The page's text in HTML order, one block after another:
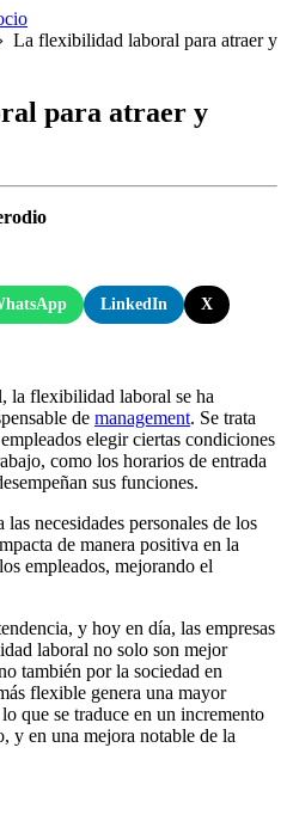
La flexibilidad laboral para atraer y
para atraer y
LinkedIn X
la flexibilidad laboral se ha
de management. Se trata
elegir ciertas condiciones
como los horarios de entrada
sus funciones.
necesidades personales de los
de manera positiva en la
empleados, mejorando el
y hoy en día, las empresas
laboral no solo son mejor
también por la sociedad en
flexible genera una mayor
que se traduce en un incremento
y en una mejora notable de la